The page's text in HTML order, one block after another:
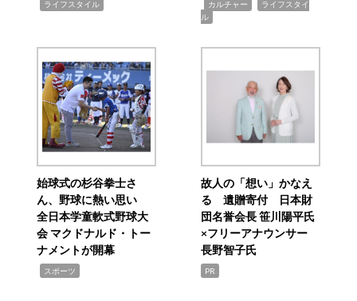
ライフスタイル カルチャー
ライフスタイ
ル
始球式の杉谷拳士さ
ん、野球に熱い思い
全日本学童軟式野球大
会 マクドナルド・トー
ナメントが開幕
スポーツ
故人の「想い」かなえ
る 遺贈寄付 日本財
団名誉会長 笹川陽平氏
×フリーアナウンサー
長野智子氏
PR